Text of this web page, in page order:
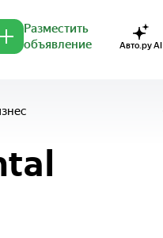
Разместить
объявление
Авто.ру AI